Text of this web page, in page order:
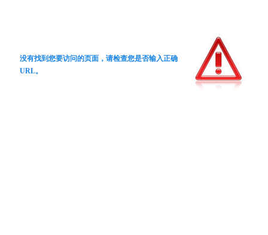
没有找到您要访问的页面，请检查您是否输入正确
URL。